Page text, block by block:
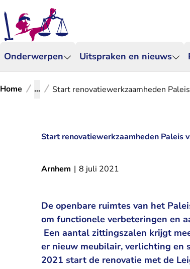
Onderwerpen Uitspraken en nieuws
Home ... Start renovatiewerkzaamheden
Start renovatiewerkzaamheden Paleis
Arnhem | 8 juli 2021
De openbare ruimtes van het
om functionele verbeteringen en
Een aantal zittingszalen krijgt
er nieuw meubilair, verlichting en
2021 start de renovatie met de